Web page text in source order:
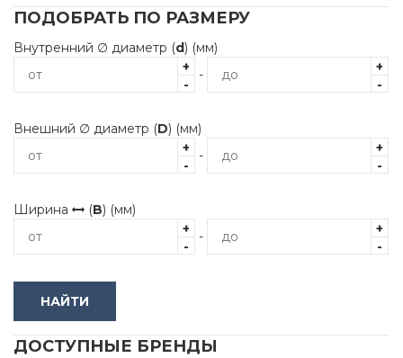
ПОДОБРАТЬ ПО РАЗМЕРУ
Внутренний ∅ диаметр (d) (мм)
+
-
-
+
-
Внешний ∅ диаметр (D) (мм)
+
-
-
+
-
Ширина (B) (мм)
+
-
-
+
-
НАЙТИ
ДОСТУПНЫЕ БРЕНДЫ